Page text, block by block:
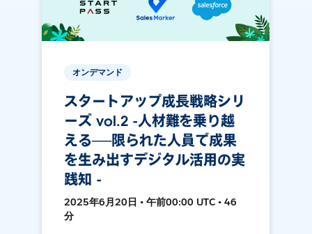
オンデマンド
スタートアップ成長戦略シリ
ーズ vol.2 -人材難を乗り越
える──限られた人員で成果
を生み出すデジタル活用の実
践知 -
2025年6月20日 • 午前00:00 UTC • 46
分